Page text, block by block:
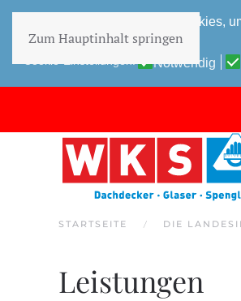
Diese Website verwendet Cookies,
Datenschutz-Bestimmungen
Notwendig
Zum Hauptinhalt springen
STARTSEITE DIE
Leistungen